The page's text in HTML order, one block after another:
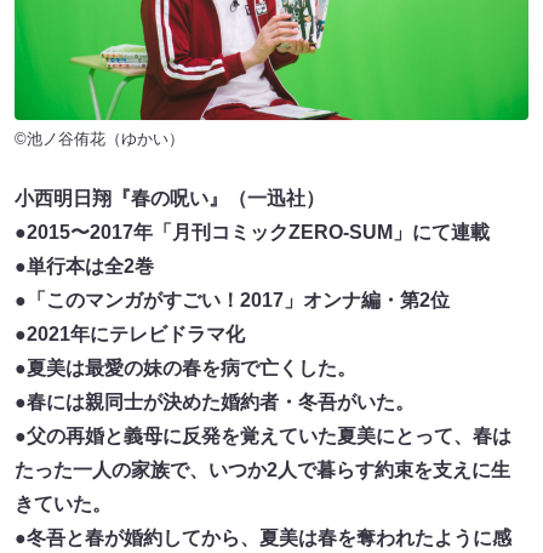
©池ノ谷侑花（ゆかい）
小西明日翔『春の呪い』（一迅社）
●2015〜2017年「月刊コミックZERO-SUM」にて連載
●単行本は全2巻
●「このマンガがすごい！2017」オンナ編・第2位
●2021年にテレビドラマ化
●夏美は最愛の妹の春を病で亡くした。
●春には親同士が決めた婚約者・冬吾がいた。
●父の再婚と義母に反発を覚えていた夏美にとって、春は
たった一人の家族で、いつか2人で暮らす約束を支えに生
きていた。
●冬吾と春が婚約してから、夏美は春を奪われたように感